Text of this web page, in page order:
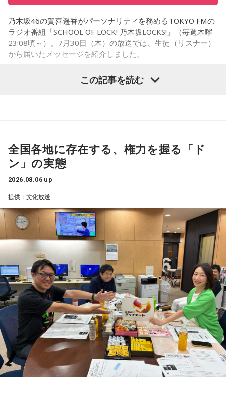
を招いた体験会が行われており、馬に乗ることで身体を自然
に動かすきっかけになったり、高い視点から景色を見ること
で自信や自己肯定感につながったりする姿を目にしていたと
いう。
今回の訪問を通じて、馬が競技や競走だけではなく、さまざ
まな形で人を支える存在であることを改めて感じた菅井。
乃木坂46の賀喜遥香がパーソナリティを務めるTOKYO FMの
ラジオ番組「SCHOOL OF LOCK! 乃木坂LOCKS!」（毎週木曜
23:08頃～）。7月30日（木）の放送では、生徒（リスナー）
から届いたメッセージを紹介しました。
ごくうれしかったし、かわいい遥香先生も、かっこいい遥香
先生もたくさん観ることができて、大満足のライブでした！
アンコールのときに披露していた『551蓬莱』のCMのモノマ
ネも関西ならではで、私も昔から観ていたので、とても楽し
きましたが、体調に気を付けて最後まで駆け抜けてくださ
い！ ずっとずっと大好きです！」（兵庫県 20歳）
◆「真夏の全国ツアー2026」大阪公演裏話
賀喜：大阪公演2日目の私は、横結びみたいなサイドテールに
してみたんです。それがリスナーちゃんも意図せずというか
お揃いだったんだね！ うれしい～！
私も生まれたところが大阪なので、大阪でのライブは特別な
んですよ。家族や親戚も観に来てくれていて、それもうれし
かったから頑張れたし、「551」も食べたし（笑）。あと、
たこ焼きも「りくろーおじさんの店」のチーズケーキも食べ
た！
それに、いつも大阪でライブをするとき、私の親戚の皆さん
がぶどうの差し入れをしてくれるの。それも食べた！ メンバ
この記事を読む
全国各地に存在する、権力を握る「ド
ン」の実態
2026.08.06 up
提供：文化放送